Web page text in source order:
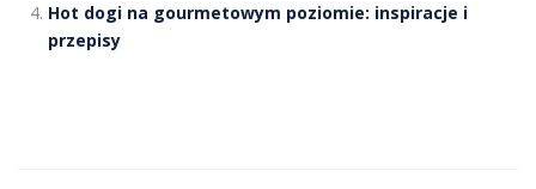
Hot dogi na gourmetowym poziomie: inspiracje i
przepisy